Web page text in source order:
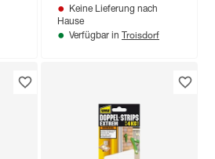
Keine Lieferung nach
Hause
Verfügbar in Troisdorf